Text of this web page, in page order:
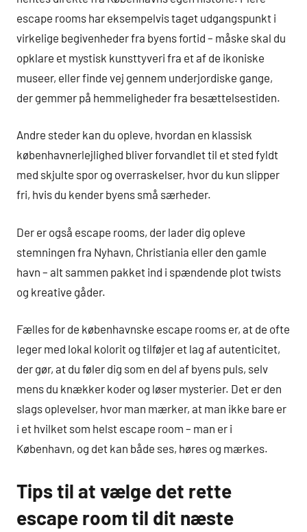
escape rooms har eksempelvis taget udgangspunkt i
virkelige begivenheder fra byens fortid – måske skal du
opklare et mystisk kunsttyveri fra et af de ikoniske
museer, eller finde vej gennem underjordiske gange,
der gemmer på hemmeligheder fra besættelsestiden.
Andre steder kan du opleve, hvordan en klassisk
københavnerlejlighed bliver forvandlet til et sted fyldt
med skjulte spor og overraskelser, hvor du kun slipper
fri, hvis du kender byens små særheder.
Der er også escape rooms, der lader dig opleve
stemningen fra Nyhavn, Christiania eller den gamle
havn – alt sammen pakket ind i spændende plot twists
og kreative gåder.
Fælles for de københavnske escape rooms er, at de ofte
leger med lokal kolorit og tilføjer et lag af autenticitet,
der gør, at du føler dig som en del af byens puls, selv
mens du knækker koder og løser mysterier. Det er den
slags oplevelser, hvor man mærker, at man ikke bare er
i et hvilket som helst escape room – man er i
København, og det kan både ses, høres og mærkes.
Tips til at vælge det rette
escape room til dit næste